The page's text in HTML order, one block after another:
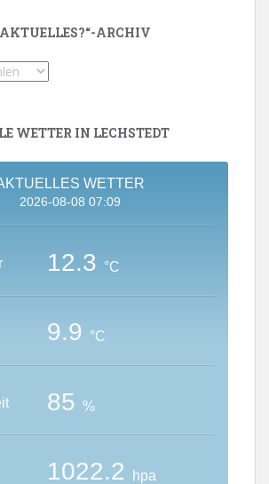
ARCHIV
WETTER IN LECHSTEDT